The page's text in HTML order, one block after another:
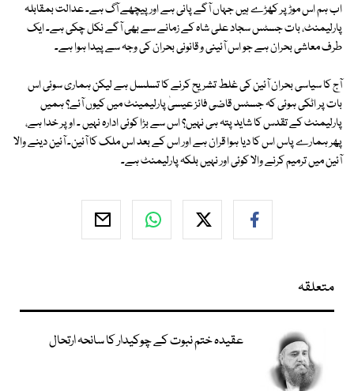
اب ہم اس موڑ پر کھڑے ہیں جہاں آگے پانی ہے اور پیچھے آگ ہے۔ عدالت بمقابلہ
پارلیمنٹ، بات جسٹس سجاد علی شاہ کے زمانے سے بھی آگے نکل چکی ہے۔ ایک
طرف معاشی بحران ہے جو اس آئینی و قانونی بحران کی وجہ سے پیدا ہوا ہے۔
آج کا سیاسی بحران آئین کی غلط تشریح کرنے کا تسلسل ہے لیکن ہماری سوئی اس
بات پر اٹکی ہوئی کہ جسٹس قاضی فائز عیسیٰ پارلیمینٹ میں کیوں آئے؟ ہمیں
پارلیمنٹ کے تقدس کا شاید پتہ ہی نہیں؟ اس سے بڑا کوئی ادارہ نہیں ۔ اوپر خدا ہے،
پھر ہمارے پاس اس کا دیا ہوا قران ہے اور اس کے بعد اس ملک کا آئین۔ آئین دینے والا
آئین میں ترمیم کرنے والا کوئی اور نہیں بلکہ پارلیمنٹ ہے۔
متعلقہ
عقیدہ ختم نبوت کے چوکیدار کا سانحہ ارتحال